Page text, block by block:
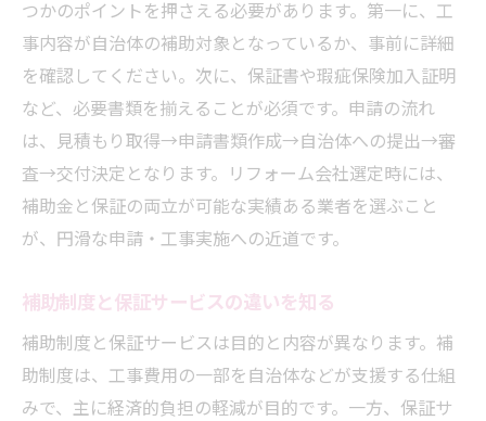
つかのポイントを押さえる必要があります。第一に、工
事内容が自治体の補助対象となっているか、事前に詳細
を確認してください。次に、保証書や瑕疵保険加入証明
など、必要書類を揃えることが必須です。申請の流れ
は、見積もり取得→申請書類作成→自治体への提出→審
査→交付決定となります。リフォーム会社選定時には、
補助金と保証の両立が可能な実績ある業者を選ぶこと
が、円滑な申請・工事実施への近道です。
補助制度と保証サービスの違いを知る
補助制度と保証サービスは目的と内容が異なります。補
助制度は、工事費用の一部を自治体などが支援する仕組
みで、主に経済的負担の軽減が目的です。一方、保証サ